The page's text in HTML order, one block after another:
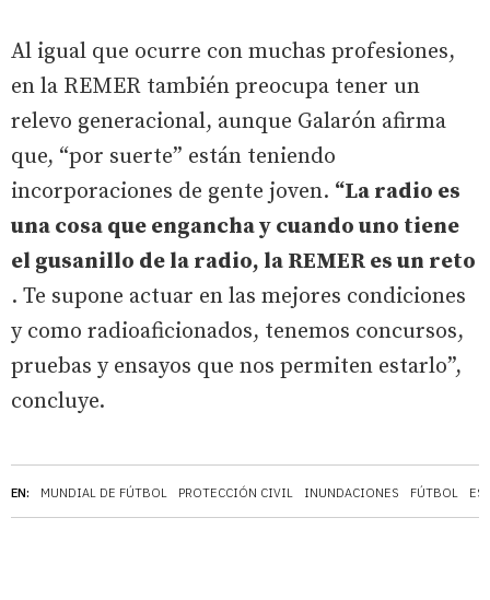
EN: MUNDIAL DE FÚTBOL PROTECCIÓN CIVIL INUNDACIONES FÚTBOL
Al igual que ocurre con muchas profesiones,
en la REMER también preocupa tener un
relevo generacional, aunque Galarón afirma
que, “por suerte” están teniendo
incorporaciones de gente joven. “La radio es
una cosa que engancha y cuando uno tiene
el gusanillo de la radio, la REMER es un reto
. Te supone actuar en las mejores condiciones
y como radioaficionados, tenemos concursos,
pruebas y ensayos que nos permiten estarlo”,
concluye.